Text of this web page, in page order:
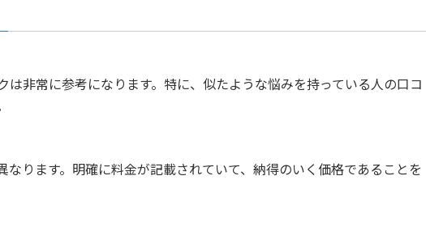
は非常に参考になります。特に、似たような悩みを持っている人の口コ
なります。明確に料金が記載されていて、納得のいく価格であることを